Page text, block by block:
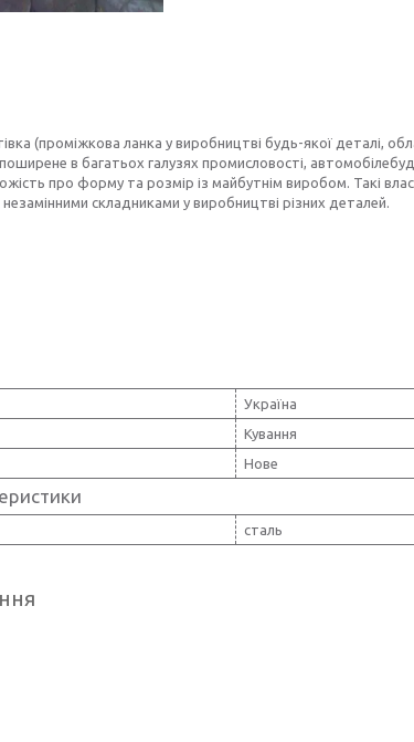
(проміжкова ланка у виробництві будь-якої деталі,
в багатьох галузях промисловості,
про форму та розмір із майбутнім виробом. Такі
незамінними складниками у виробництві різних деталей.
Україна
Кування
Нове
сталь